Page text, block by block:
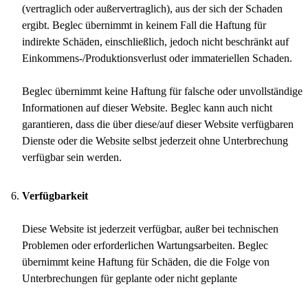
(vertraglich oder außervertraglich), aus der sich der Schaden
ergibt. Beglec übernimmt in keinem Fall die Haftung für
indirekte Schäden, einschließlich, jedoch nicht beschränkt auf
Einkommens-/Produktionsverlust oder immateriellen Schaden.
Beglec übernimmt keine Haftung für falsche oder unvollständige
Informationen auf dieser Website. Beglec kann auch nicht
garantieren, dass die über diese/auf dieser Website verfügbaren
Dienste oder die Website selbst jederzeit ohne Unterbrechung
verfügbar sein werden.
Verfügbarkeit
Diese Website ist jederzeit verfügbar, außer bei technischen
Problemen oder erforderlichen Wartungsarbeiten. Beglec
übernimmt keine Haftung für Schäden, die die Folge von
Unterbrechungen für geplante oder nicht geplante